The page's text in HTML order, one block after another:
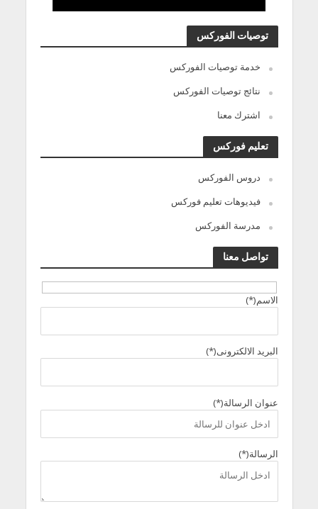
توصيات الفوركس
خدمة توصيات الفوركس
نتائج توصيات الفوركس
اشترك معنا
تعليم فوركس
دروس الفوركس
فيديوهات تعليم فوركس
مدرسة الفوركس
تواصل معنا
الاسم(*)
البريد الالكترونى(*)
عنوان الرسالة(*)
الرسالة(*)